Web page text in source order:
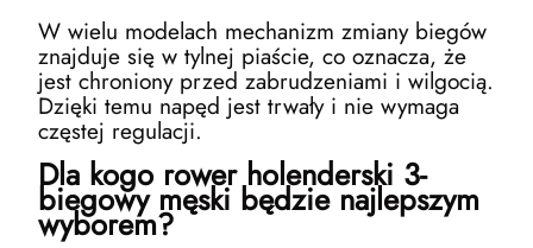
W wielu modelach mechanizm zmiany biegów
znajduje się w tylnej piaście, co oznacza, że
jest chroniony przed zabrudzeniami i wilgocią.
Dzięki temu napęd jest trwały i nie wymaga
częstej regulacji.
Dla kogo rower holenderski 3-
biegowy męski będzie najlepszym
wyborem?